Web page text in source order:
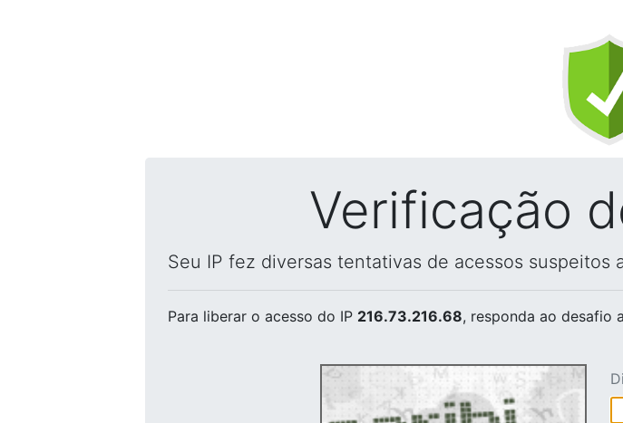
Verificação
Seu IP fez diversas tentativas de acessos suspeitos
Para liberar o acesso do IP 216.73.216.68, responda ao desafio